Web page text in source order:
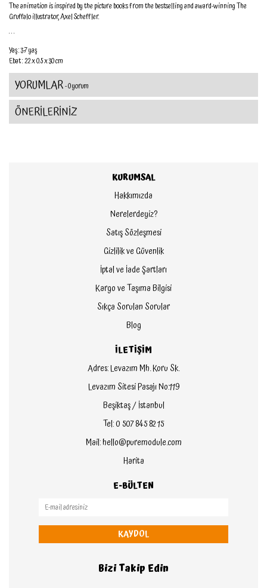
The animation is inspired by the picture books from the bestselling and award-winning The
Gruffalo illustrator, Axel Scheffler.
. . .
Yaş : 3-7 yaş
Ebat : 22 x 0.5 x 30 cm
YORUMLAR- 0 yorum
ÖNERİLERİNİZ
KURUMSAL
Hakkımızda
Nerelerdeyiz?
Satış Sözleşmesi
Gizlilik ve Güvenlik
İptal ve İade Şartları
Kargo ve Taşıma Bilgisi
Sıkça Sorulan Sorular
Blog
İLETİŞİM
Adres: Levazım Mh. Koru Sk.
Levazım Sitesi Pasajı No:119
Beşiktaş / İstanbul
Tel: 0 507 845 82 15
Mail: hello@puremodule.com
Harita
E-BÜLTEN
KAYDOL
Bizi Takip Edin